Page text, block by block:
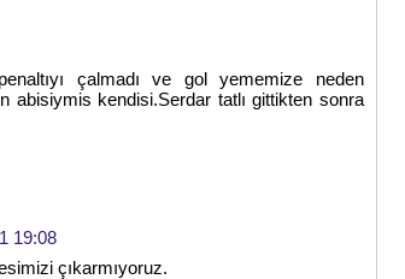
çalmadı ve gol yememize neden
abisiymis kendisi.Serdar tatlı gittikten sonra
19:08
çıkarmıyoruz.